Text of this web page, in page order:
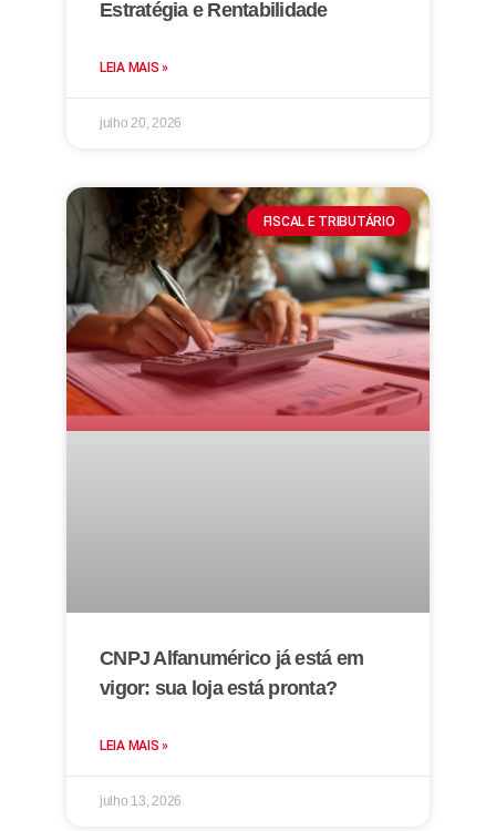
Estratégia e Rentabilidade
LEIA MAIS »
julho 20, 2026
FISCAL E TRIBUTÁRIO
CNPJ Alfanumérico já está em
vigor: sua loja está pronta?
LEIA MAIS »
julho 13, 2026